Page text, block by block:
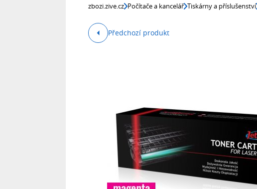
zbozi.zive.cz Počítače a kancelář Tiskárny a příslušenství
Předchozí produkt